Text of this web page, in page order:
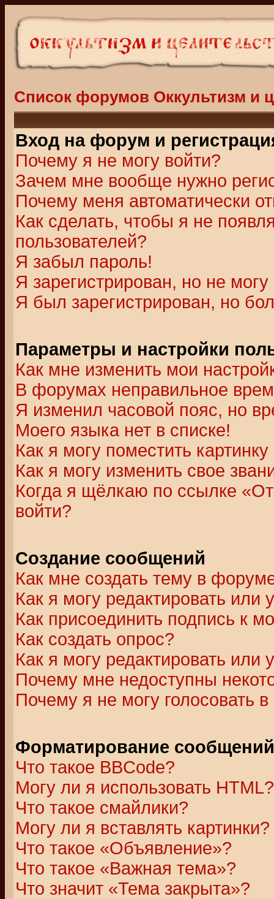
Список форумов Оккультизм и
Вход на форум и
Почему я не могу войти?
Зачем мне вообще нужно
Почему меня автоматически
Как сделать, чтобы я не
пользователей?
Я забыл пароль!
Я зарегистрирован, но не могу
Я был зарегистрирован, но
Параметры и настройки
Как мне изменить мои
В форумах неправильное
Я изменил часовой пояс, но
Моего языка нет в списке!
Как я могу поместить
Как я могу изменить свое
Когда я щёлкаю по ссылке
войти?
Создание сообщений
Как мне создать тему в
Как я могу редактировать или
Как присоединить подпись к
Как создать опрос?
Как я могу редактировать или
Почему мне недоступны
Почему я не могу голосовать
Форматирование
Что такое BBCode?
Могу ли я использовать HTML?
Что такое смайлики?
Могу ли я вставлять картинки?
Что такое «Объявление»?
Что такое «Важная тема»?
Что значит «Тема закрыта»?